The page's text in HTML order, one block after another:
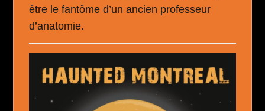
être le fantôme d’un ancien professeur
d’anatomie.